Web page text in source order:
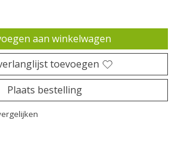
aan winkelwagen
toevoegen
Plaats bestelling